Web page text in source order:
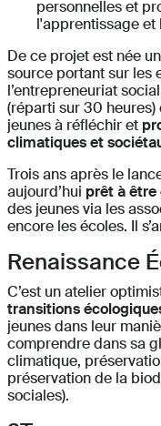
personnelles et
l'apprentissage
De ce projet est née
source portant sur les
l’entrepreneuriat
(réparti sur 30
jeunes à réfléchir et
climatiques et
Trois ans après le
aujourd’hui prêt à être
des jeunes via les
encore les écoles. Il
Renaissance
C’est un atelier
transitions
jeunes dans leur
comprendre dans sa
climatique,
préservation de la
sociales).